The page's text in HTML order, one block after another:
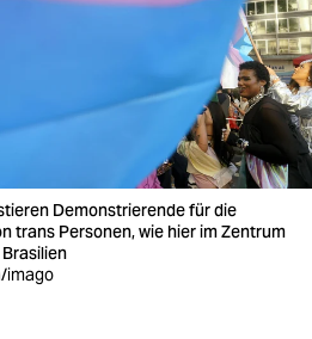
Demonstrierende für die
trans Personen, wie hier im Zentrum
imago